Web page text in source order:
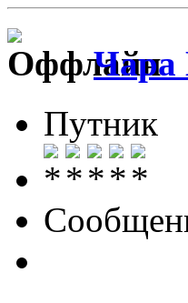
Чара
Путник